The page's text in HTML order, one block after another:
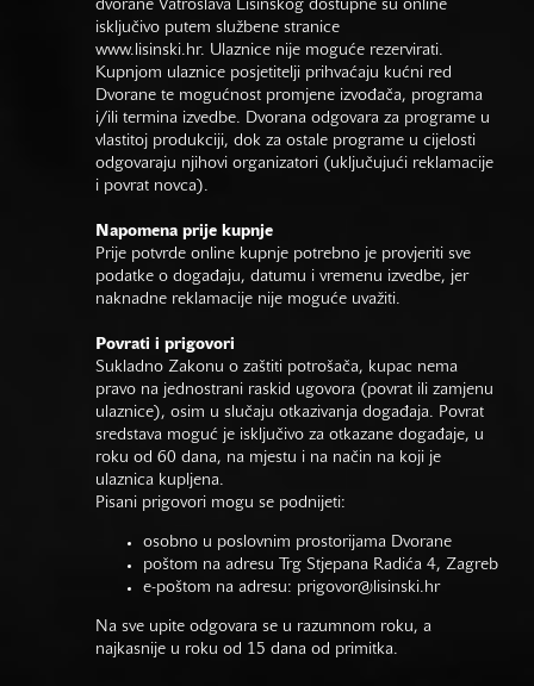
dvorane Vatroslava Lisinskog dostupne su online
isključivo putem službene stranice
www.lisinski.hr. Ulaznice nije moguće rezervirati.
Kupnjom ulaznice posjetitelji prihvaćaju kućni red
Dvorane te mogućnost promjene izvođača, programa
i/ili termina izvedbe. Dvorana odgovara za programe u
vlastitoj produkciji, dok za ostale programe u cijelosti
odgovaraju njihovi organizatori (uključujući reklamacije
i povrat novca).
Napomena prije kupnje
Prije potvrde online kupnje potrebno je provjeriti sve
podatke o događaju, datumu i vremenu izvedbe, jer
naknadne reklamacije nije moguće uvažiti.
Povrati i prigovori
Sukladno Zakonu o zaštiti potrošača, kupac nema
pravo na jednostrani raskid ugovora (povrat ili zamjenu
ulaznice), osim u slučaju otkazivanja događaja. Povrat
sredstava moguć je isključivo za otkazane događaje, u
roku od 60 dana, na mjestu i na način na koji je
ulaznica kupljena.
Pisani prigovori mogu se podnijeti:
osobno u poslovnim prostorijama Dvorane
poštom na adresu Trg Stjepana Radića 4, Zagreb
e-poštom na adresu: prigovor@lisinski.hr
Na sve upite odgovara se u razumnom roku, a
najkasnije u roku od 15 dana od primitka.